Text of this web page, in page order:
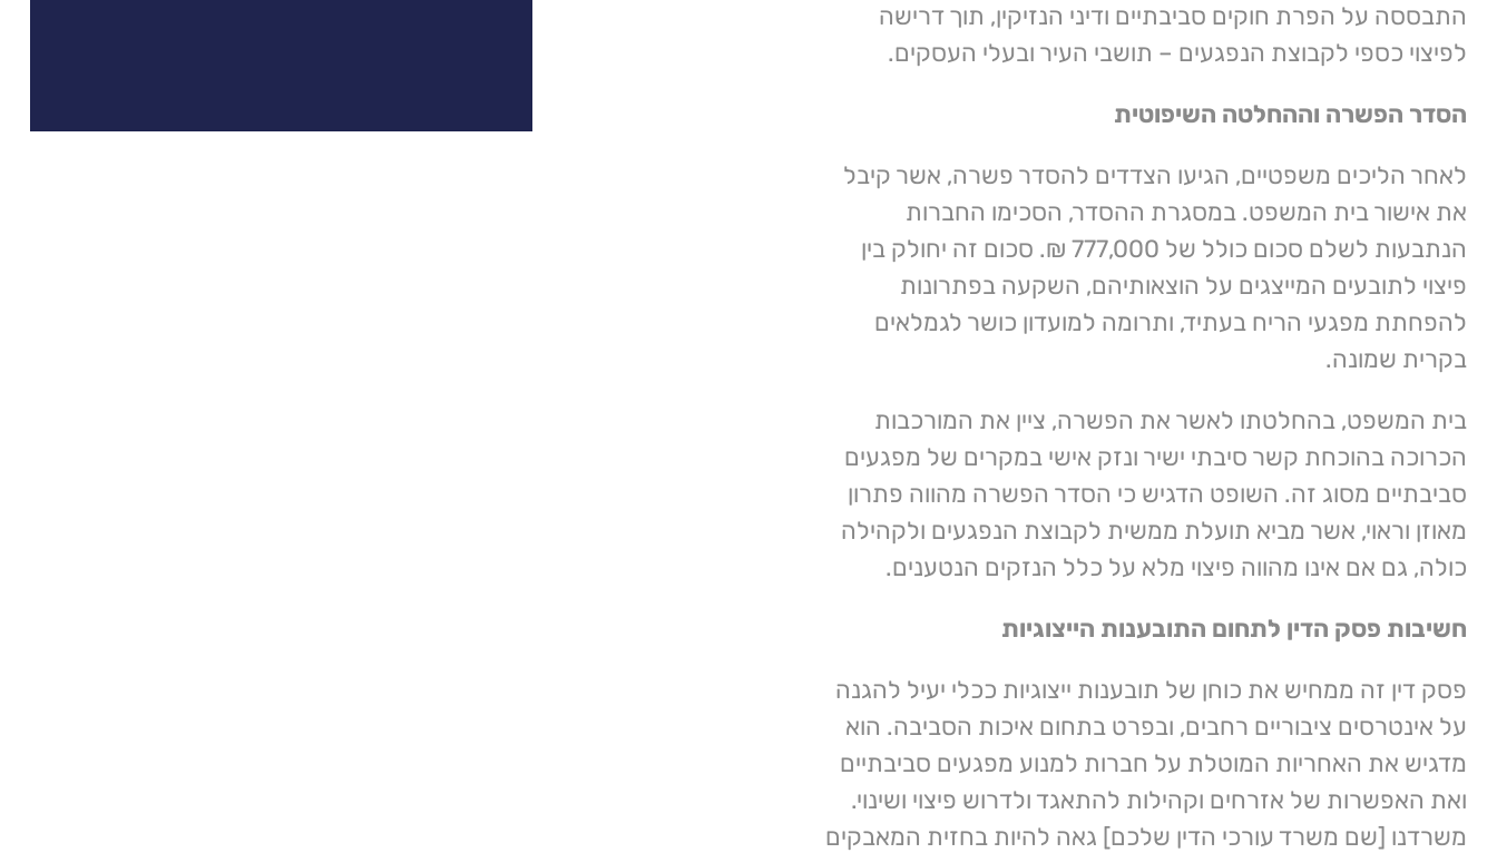
התבססה על הפרת חוקים סביבתיים ודיני הנזיקין, תוך דרישה
לפיצוי כספי לקבוצת הנפגעים – תושבי העיר ובעלי העסקים.
הסדר הפשרה וההחלטה השיפוטית
לאחר הליכים משפטיים, הגיעו הצדדים להסדר פשרה, אשר קיבל
את אישור בית המשפט. במסגרת ההסדר, הסכימו החברות
הנתבעות לשלם סכום כולל של 777,000 ₪. סכום זה יחולק בין
פיצוי לתובעים המייצגים על הוצאותיהם, השקעה בפתרונות
להפחתת מפגעי הריח בעתיד, ותרומה למועדון כושר לגמלאים
בקרית שמונה.
בית המשפט, בהחלטתו לאשר את הפשרה, ציין את המורכבות
הכרוכה בהוכחת קשר סיבתי ישיר ונזק אישי במקרים של מפגעים
סביבתיים מסוג זה. השופט הדגיש כי הסדר הפשרה מהווה פתרון
מאוזן וראוי, אשר מביא תועלת ממשית לקבוצת הנפגעים ולקהילה
כולה, גם אם אינו מהווה פיצוי מלא על כלל הנזקים הנטענים.
חשיבות פסק הדין לתחום התובענות הייצוגיות
פסק דין זה ממחיש את כוחן של תובענות ייצוגיות ככלי יעיל להגנה
על אינטרסים ציבוריים רחבים, ובפרט בתחום איכות הסביבה. הוא
מדגיש את האחריות המוטלת על חברות למנוע מפגעים סביבתיים
ואת האפשרות של אזרחים וקהילות להתאגד ולדרוש פיצוי ושינוי.
משרדנו [שם משרד עורכי הדין שלכם] גאה להיות בחזית המאבקים